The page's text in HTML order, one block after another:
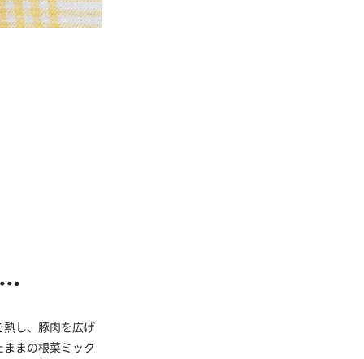
熱し、豚肉を広げ
まの根菜ミック